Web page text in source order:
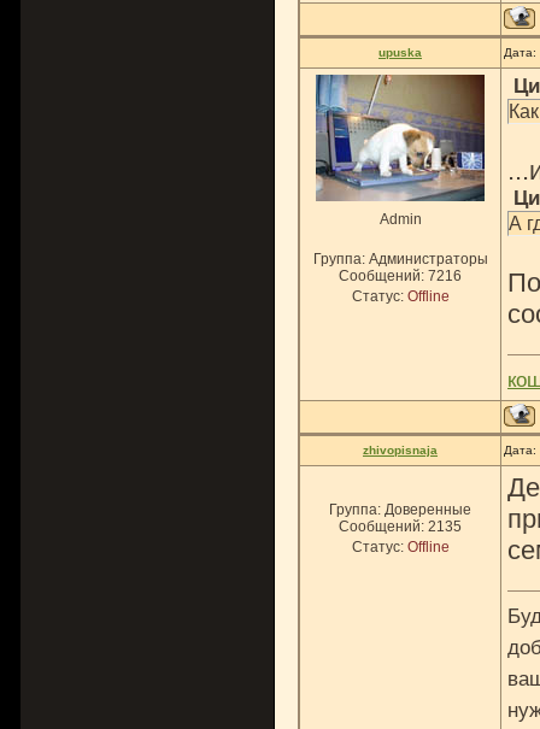
upuska
Admin
Группа: Администраторы
Сообщений: 7216
Статус: Offline
А
zhivopisnaja
Группа: Доверенные
Сообщений: 2135
Статус: Offline